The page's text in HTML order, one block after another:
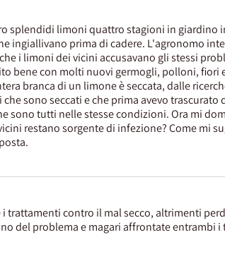
splendidi limoni quattro stagioni in giardino
ingiallivano prima di cadere. L'agronomo
i limoni dei vicini accusavano gli stessi
bene con molti nuovi germogli, polloni, fiori
branca di un limone è seccata, dalle
sono seccati e che prima avevo
sono tutti nelle stesse condizioni. Ora mi
restano sorgente di infezione? Come mi
trattamenti contro il mal secco, altrimenti
del problema e magari affrontate entrambi i